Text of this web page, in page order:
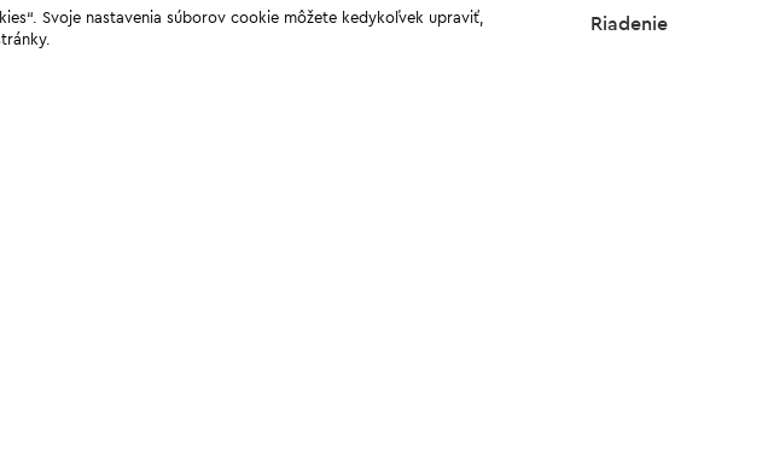
Svoje nastavenia súborov cookie môžete kedykoľvek upraviť,
Riadenie